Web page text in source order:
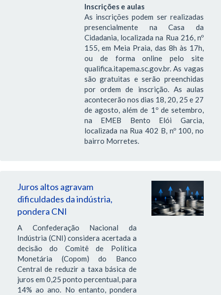
Inscrições e aulas
As inscrições podem ser realizadas
presencialmente na Casa da
Cidadania, localizada na Rua 216, nº
155, em Meia Praia, das 8h às 17h,
ou de forma online pelo site
qualifica.itapema.sc.gov.br. As vagas
são gratuitas e serão preenchidas
por ordem de inscrição. As aulas
acontecerão nos dias 18, 20, 25 e 27
de agosto, além de 1º de setembro,
na EMEB Bento Elói Garcia,
localizada na Rua 402 B, nº 100, no
bairro Morretes.
Juros altos agravam
dificuldades da indústria,
pondera CNI
A Confederação Nacional da
Indústria (CNI) considera acertada a
decisão do Comitê de Política
Monetária (Copom) do Banco
Central de reduzir a taxa básica de
juros em 0,25 ponto percentual, para
14% ao ano. No entanto, pondera